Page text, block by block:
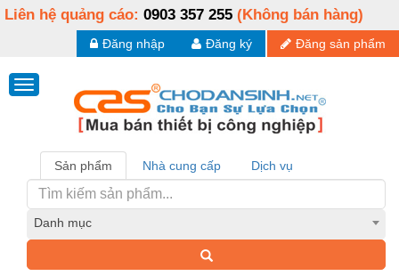
Liên hệ quảng cáo: 0903 357 255 (Không bán hàng)
Đăng sản phẩm
Đăng ký
Đăng nhập
Sản phẩm Nhà cung cấp Dịch vụ
Danh mục